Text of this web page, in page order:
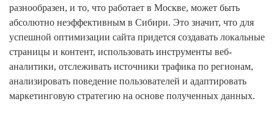
разнообразен, и то, что работает в Москве, может быть
абсолютно неэффективным в Сибири. Это значит, что для
успешной оптимизации сайта придется создавать локальные
страницы и контент, использовать инструменты веб-
аналитики, отслеживать источники трафика по регионам,
анализировать поведение пользователей и адаптировать
маркетинговую стратегию на основе полученных данных.